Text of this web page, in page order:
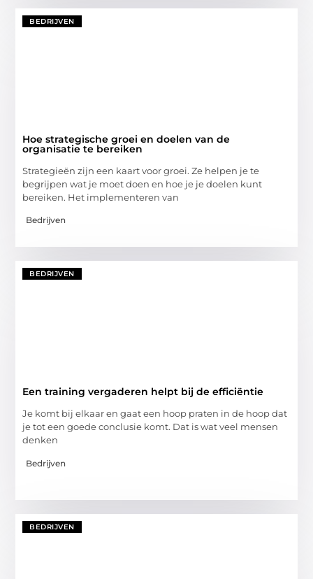
BEDRIJVEN
Hoe strategische groei en doelen van de
organisatie te bereiken
Strategieën zijn een kaart voor groei. Ze helpen je te
begrijpen wat je moet doen en hoe je je doelen kunt
bereiken. Het implementeren van
Bedrijven
BEDRIJVEN
Een training vergaderen helpt bij de efficiëntie
Je komt bij elkaar en gaat een hoop praten in de hoop dat
je tot een goede conclusie komt. Dat is wat veel mensen
denken
Bedrijven
BEDRIJVEN